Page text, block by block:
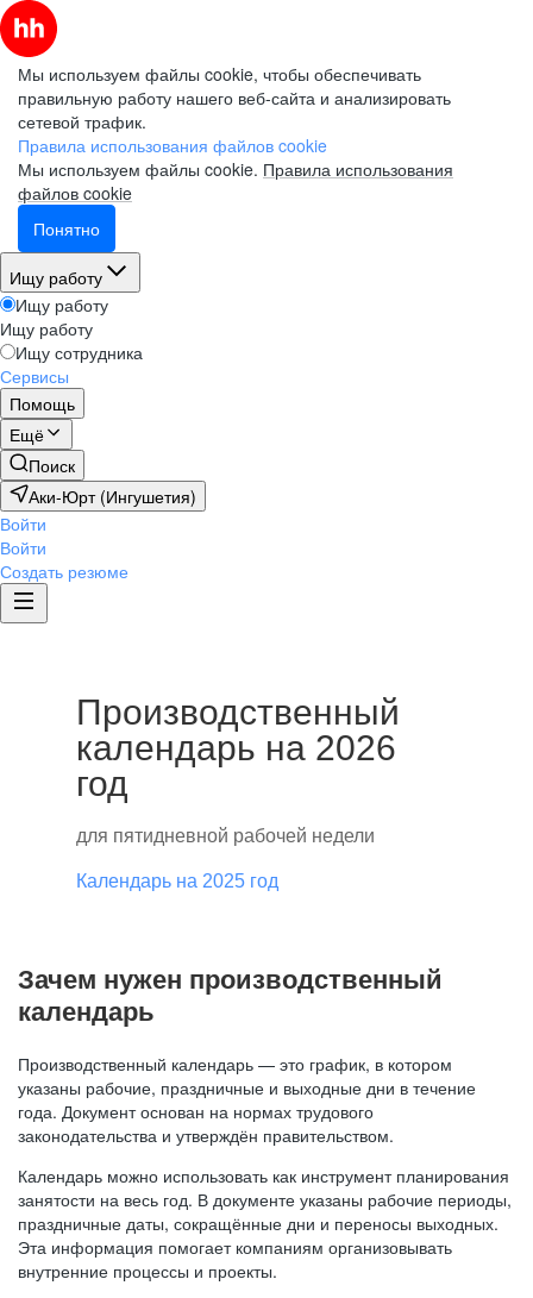
Мы используем файлы cookie, чтобы обеспечивать
правильную работу нашего веб-сайта и анализировать
сетевой трафик.
Правила использования файлов cookie
Мы используем файлы cookie. Правила использования
файлов cookie
Понятно
Ищу работу
Ищу работу
Ищу работу
Ищу сотрудника
Сервисы
Помощь
Ещё
Поиск
Аки-Юрт (Ингушетия)
Войти
Войти
Создать резюме
Производственный
календарь на 2026
год
для пятидневной рабочей недели
Календарь на 2025 год
Зачем нужен производственный
календарь
Производственный календарь — это график, в котором
указаны рабочие, праздничные и выходные дни в течение
года. Документ основан на нормах трудового
законодательства и утверждён правительством.
Календарь можно использовать как инструмент планирования
занятости на весь год. В документе указаны рабочие периоды,
праздничные даты, сокращённые дни и переносы выходных.
Эта информация помогает компаниям организовывать
внутренние процессы и проекты.